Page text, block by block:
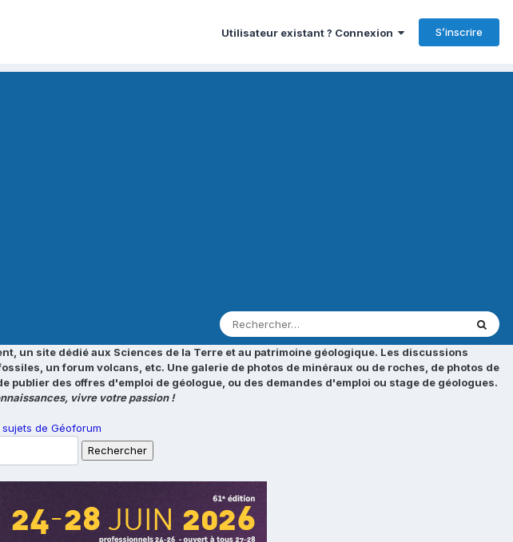
Utilisateur existant ? Connexion S’inscrire
un site dédié aux Sciences de la Terre et au patrimoine géologique. Les discussions
un forum volcans, etc. Une galerie de photos de minéraux ou de roches, de photos de
des offres d'emploi de géologue, ou des demandes d'emploi ou stage de géologues.
vivre votre passion !
de Géoforum